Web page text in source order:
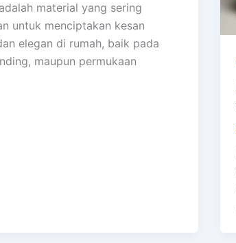
material yang sering
untuk menciptakan kesan
elegan di rumah, baik pada
maupun permukaan